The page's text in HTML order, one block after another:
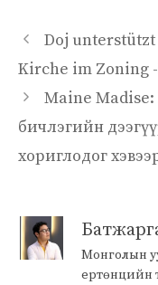
Doj
Kirche im Zoning
Maine
бичлэгийн
хориглодог
Монголын
ертөнцийн